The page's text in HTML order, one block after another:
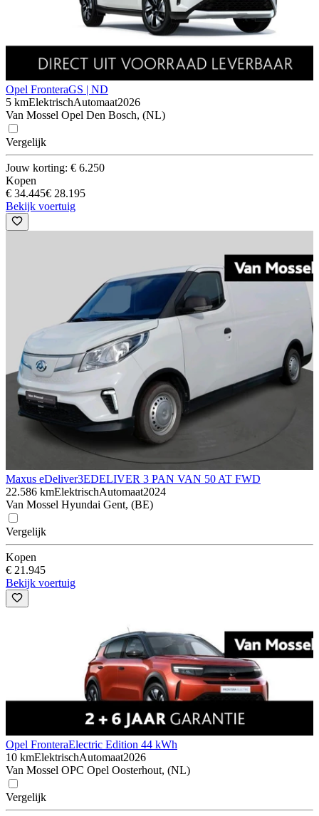
Opel FronteraGS | ND
5 kmElektrischAutomaat2026
Van Mossel Opel Den Bosch, (NL)
Vergelijk
Jouw korting: € 6.250
Kopen
€ 34.445€ 28.195
Bekijk voertuig
Maxus eDeliver3EDELIVER 3 PAN VAN 50 AT FWD
22.586 kmElektrischAutomaat2024
Van Mossel Hyundai Gent, (BE)
Vergelijk
Kopen
€ 21.945
Bekijk voertuig
Opel FronteraElectric Edition 44 kWh
10 kmElektrischAutomaat2026
Van Mossel OPC Opel Oosterhout, (NL)
Vergelijk